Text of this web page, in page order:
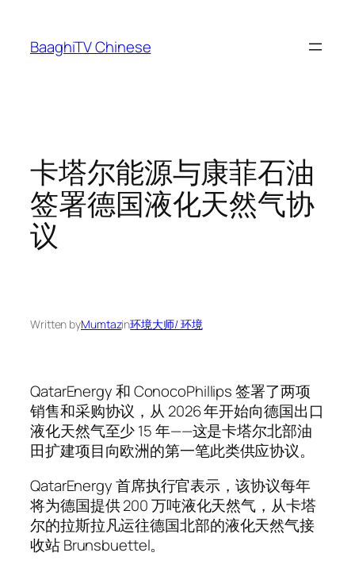
content
BaaghiTV Chinese
卡塔尔能源与康菲石油
签署德国液化天然气协
议
Written byMumtazin环境大师/ 环境
QatarEnergy 和 ConocoPhillips 签署了两项
销售和采购协议，从 2026 年开始向德国出口
液化天然气至少 15 年——这是卡塔尔北部油
田扩建项目向欧洲的第一笔此类供应协议。
QatarEnergy 首席执行官表示，该协议每年
将为德国提供 200 万吨液化天然气，从卡塔
尔的拉斯拉凡运往德国北部的液化天然气接
收站 Brunsbuettel。